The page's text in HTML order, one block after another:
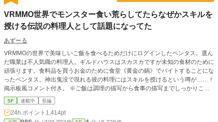
VRMMO世界でモンスター食い荒らしてたらなぜかスキルを
授ける伝説の料理人として話題になってた
あずーる
VRMMOの世界で美味しいご飯を食べるためだけにログインしたペンタス。選ん
だ職業は不人気職の料理人。ギルドハウスはスカスカですが未知の食材のために
頑張ります。食料品を買うお金のために食堂《黄金の鍋》でバイトすることにな
ったペンタス。神出鬼没で現れる彼の料理にはスキルを授けるという噂が……！
掲示板風コメント付き。 ※ご飯は調理の描写から食事の描写までしっかりこっ
てり書いていますのでそこをお楽しみいただければ幸いです。
SF 連載中 長編
24h.ポイント 1,414pt